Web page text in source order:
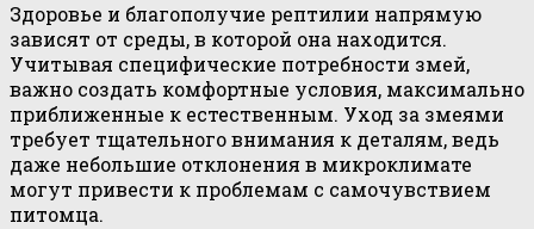
Здоровье и благополучие рептилии напрямую
зависят от среды, в которой она находится.
Учитывая специфические потребности змей,
важно создать комфортные условия, максимально
приближенные к естественным. Уход за змеями
требует тщательного внимания к деталям, ведь
даже небольшие отклонения в микроклимате
могут привести к проблемам с самочувствием
питомца.